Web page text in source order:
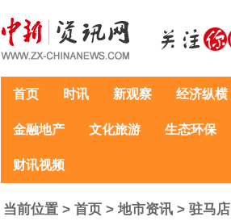
首页 时讯 新观察 经济纵横
金融地产 文化旅游 生态环保
财讯视频
当前位置 >首页 >地市资讯 >驻马店